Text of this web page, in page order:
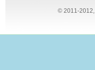
© 2011-2012,